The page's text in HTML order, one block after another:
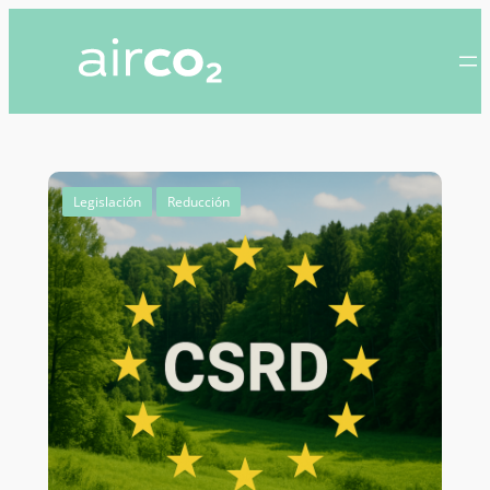
Legislación Reducción